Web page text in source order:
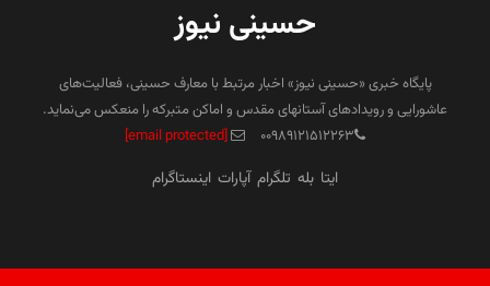
حسینی نیوز
پایگاه خبری «حسینی نیوز» اخبار مرتبط با معارف حسینی، فعالیت‌های
عاشورایی و رویدادهای آستانهای مقدس و اماکن متبرکه را منعکس می‌نماید.
۰۰۹۸۹۱۲۱۵۱۲۲۶۳
[email protected]
ایتا بله تلگرام آپارات اینستاگرام